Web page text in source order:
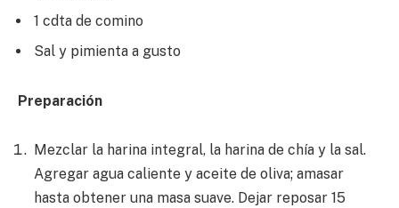
1 cdta de comino
Sal y pimienta a gusto
Preparación
Mezclar la harina integral, la harina de chía y la sal.
Agregar agua caliente y aceite de oliva; amasar
hasta obtener una masa suave. Dejar reposar 15